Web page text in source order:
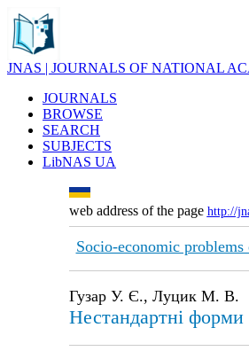
JNAS | JOURNALS OF NATIONAL
JOURNALS
BROWSE
SEARCH
SUBJECTS
LibNAS UA
web address of the page http://
Socio-economic
Гузар У. Є., Луцик М. В.
Нестандартні форми